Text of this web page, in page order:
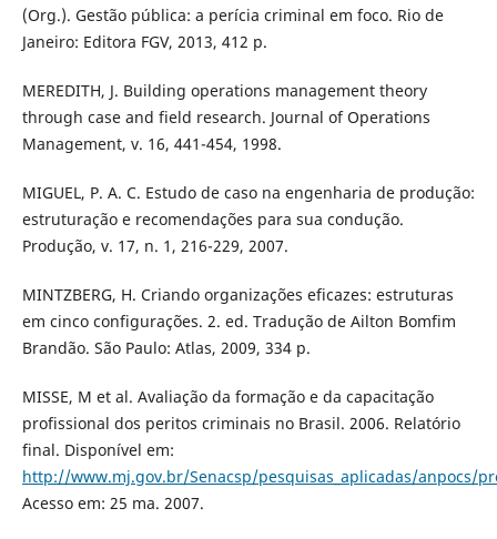
(Org.). Gestão pública: a perícia criminal em foco. Rio de
Janeiro: Editora FGV, 2013, 412 p.
MEREDITH, J. Building operations management theory
through case and field research. Journal of Operations
Management, v. 16, 441-454, 1998.
MIGUEL, P. A. C. Estudo de caso na engenharia de produção:
estruturação e recomendações para sua condução.
Produção, v. 17, n. 1, 216-229, 2007.
MINTZBERG, H. Criando organizações eficazes: estruturas
em cinco configurações. 2. ed. Tradução de Ailton Bomfim
Brandão. São Paulo: Atlas, 2009, 334 p.
MISSE, M et al. Avaliação da formação e da capacitação
profissional dos peritos criminais no Brasil. 2006. Relatório
final. Disponível em:
http://www.mj.gov.br/Senacsp/pesquisas_aplicadas/anpocs/
Acesso em: 25 ma. 2007.